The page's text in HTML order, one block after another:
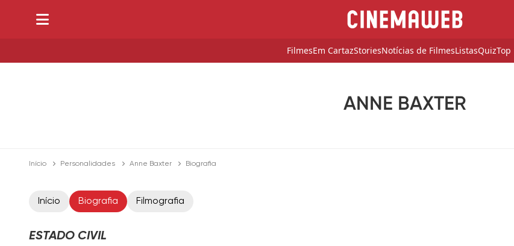
FilmesEm CartazStoriesNotícias de FilmesListasQuizTop
ANNE BAXTER
Início Personalidades Anne Baxter Biografia
Início Biografia Filmografia
ESTADO CIVIL